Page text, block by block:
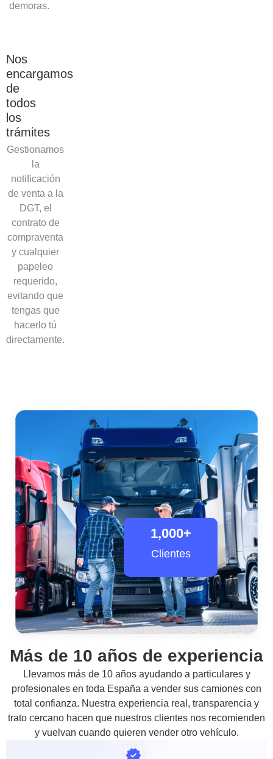
demoras.
Nos
encargamos
de
todos
los
trámites
Gestionamos
la
notificación
de venta a la
DGT, el
contrato de
compraventa
y cualquier
papeleo
requerido,
evitando que
tengas que
hacerlo tú
directamente.
Clientes
1,000+
Más de 10 años de experiencia
Llevamos más de 10 años ayudando a particulares y
profesionales en toda España a vender sus camiones con
total confianza. Nuestra experiencia real, transparencia y
trato cercano hacen que nuestros clientes nos recomienden
y vuelvan cuando quieren vender otro vehículo.